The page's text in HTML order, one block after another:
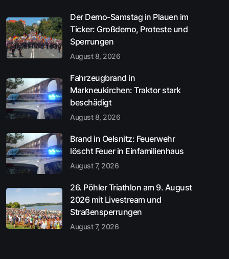
Der Demo-Samstag in Plauen im
Ticker: Großdemo, Proteste und
Sperrungen
August 8, 2026
Fahrzeugbrand in
Markneukirchen: Traktor stark
beschädigt
August 8, 2026
Brand in Oelsnitz: Feuerwehr
löscht Feuer in Einfamilienhaus
August 7, 2026
26. Pöhler Triathlon am 9. August
2026 mit Livestream und
Straßensperrungen
August 7, 2026